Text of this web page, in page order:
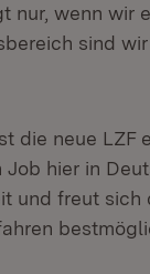
nur, wenn wir
sind
die neue LZF
hier in
und freut